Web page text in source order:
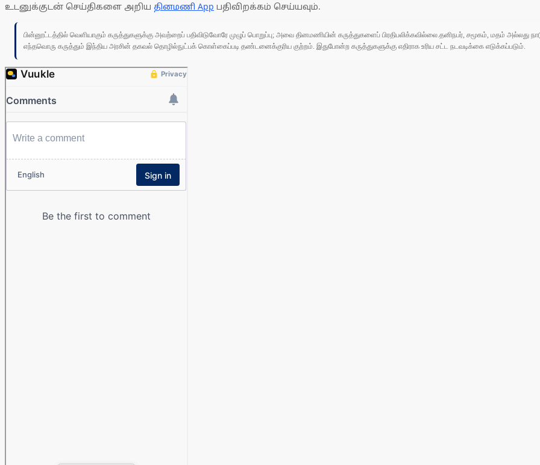
உடனுக்குடன் செய்திகளை அறிய தினமணி App பதிவிறக்கம் செய்யவும்.
பின்னூட்டத்தில் வெளியாகும் கருத்துகளுக்கு அவற்றைப் பதிவிடுவோரே முழுப் பொறுப்பு; அவை தினமணியின் கருத்துகளைப் பிரதிபலிக்கவில்லை.தனிநபர், சமூகம், மதம் அல்லது
எந்தவொரு கருத்தும் இந்திய அரசின் தகவல் தொழில்நுட்பக் கொள்கைப்படி தண்டனைக்குரிய குற்றம். இதுபோன்ற கருத்துகளுக்கு எதிராக உரிய சட்ட நடவடிக்கை எடுக்கப்படும்.